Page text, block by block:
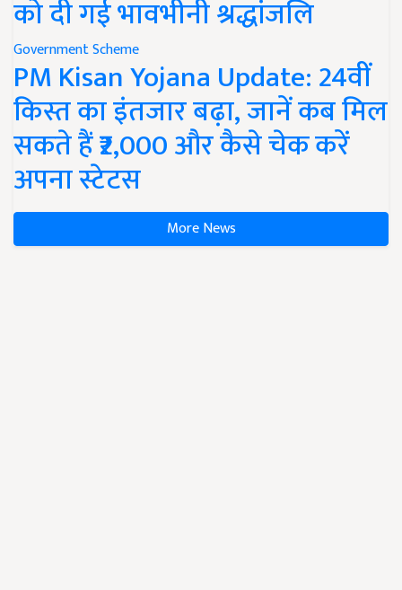
को दी गई भावभीनी श्रद्धांजलि
Government Scheme
PM Kisan Yojana Update: 24वीं
किस्त का इंतजार बढ़ा, जानें कब मिल
सकते हैं ₹2,000 और कैसे चेक करें
अपना स्टेटस
More News